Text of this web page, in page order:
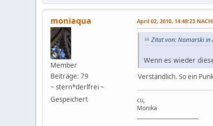
moniaqua
Member
Beiträge: 79
~ stern*derlfrei ~
Gespeichert
April 02, 2010, 14:48:23
Zitat von: Nomarski in
Wenn es wieder
Verständlich. So ein
cu,
Monika